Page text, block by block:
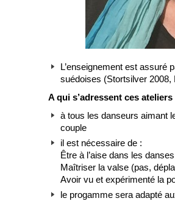
L’enseignement est assuré
suédoises (Stortsilver 2008,
A qui s’adressent ces ateliers
à tous les danseurs aimant
couple
il est nécessaire de :
Être à l’aise dans les
Maîtriser la valse (pas,
Avoir vu et expérimenté la
le progamme sera adapté